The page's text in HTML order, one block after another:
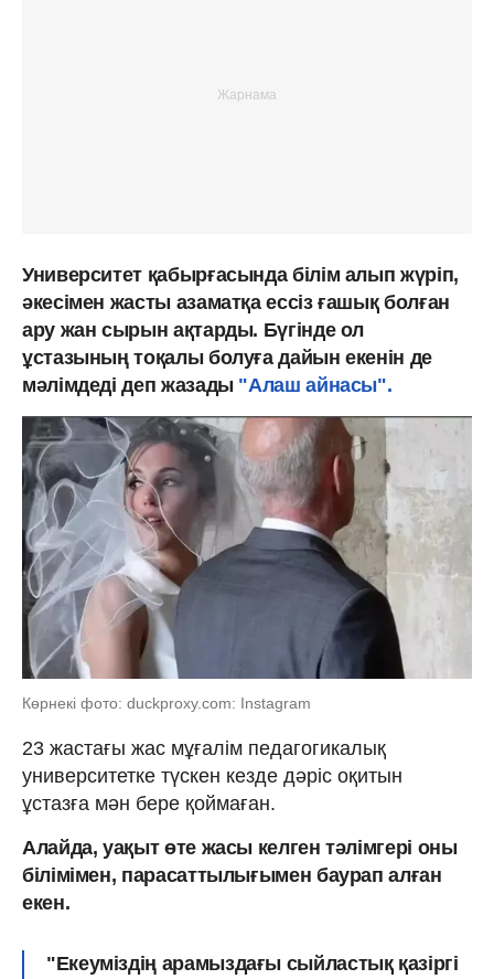
Университет қабырғасында білім алып жүріп,
әкесімен жасты азаматқа ессіз ғашық болған
ару жан сырын ақтарды. Бүгінде ол
ұстазының тоқалы болуға дайын екенін де
мәлімдеді деп жазады "Алаш айнасы".
Көрнекі фото: duckproxy.com: Instagram
23 жастағы жас мұғалім педагогикалық
университетке түскен кезде дәріс оқитын
ұстазға мән бере қоймаған.
Алайда, уақыт өте жасы келген тәлімгері оны
білімімен, парасаттылығымен баурап алған
екен.
"Екеуміздің арамыздағы сыйластық қазіргі